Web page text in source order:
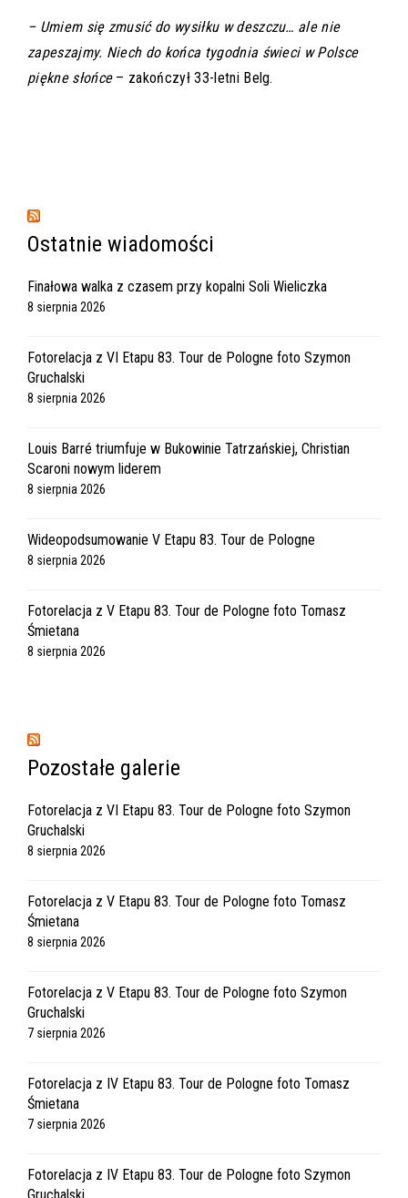
– Umiem się zmusić do wysiłku w deszczu… ale nie
zapeszajmy. Niech do końca tygodnia świeci w Polsce
piękne słońce – zakończył 33-letni Belg.
Ostatnie wiadomości
Finałowa walka z czasem przy kopalni Soli Wieliczka
8 sierpnia 2026
Fotorelacja z VI Etapu 83. Tour de Pologne foto Szymon
Gruchalski
8 sierpnia 2026
Louis Barré triumfuje w Bukowinie Tatrzańskiej, Christian
Scaroni nowym liderem
8 sierpnia 2026
Wideopodsumowanie V Etapu 83. Tour de Pologne
8 sierpnia 2026
Fotorelacja z V Etapu 83. Tour de Pologne foto Tomasz
Śmietana
8 sierpnia 2026
Pozostałe galerie
Fotorelacja z VI Etapu 83. Tour de Pologne foto Szymon
Gruchalski
8 sierpnia 2026
Fotorelacja z V Etapu 83. Tour de Pologne foto Tomasz
Śmietana
8 sierpnia 2026
Fotorelacja z V Etapu 83. Tour de Pologne foto Szymon
Gruchalski
7 sierpnia 2026
Fotorelacja z IV Etapu 83. Tour de Pologne foto Tomasz
Śmietana
7 sierpnia 2026
Fotorelacja z IV Etapu 83. Tour de Pologne foto Szymon